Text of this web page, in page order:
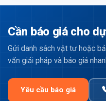
Cần báo giá cho
Gửi danh sách vật tư hoặc
vấn giải pháp và báo giá
Yêu cầu báo giá